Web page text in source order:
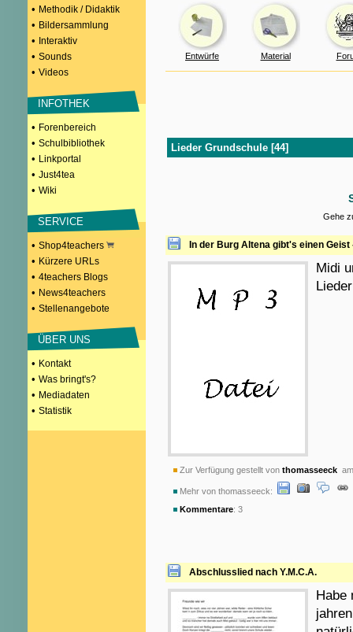
• Methodik / Didaktik
• Bildersammlung
• Interaktiv
• Sounds
• Videos
INFOTHEK
• Forenbereich
• Schulbibliothek
• Linkportal
• Just4tea
• Wiki
SERVICE
• Shop4teachers
• Kürzere URLs
• 4teachers Blogs
• News4teachers
• Stellenangebote
ÜBER UNS
• Kontakt
• Was bringt's?
• Mediadaten
• Statistik
Entwürfe Material
Lieder Grundschule [44]
Gehe
In der Burg Altena gibt's einen
Midi
Zur Verfügung gestellt von thomasseeck
Mehr von thomasseeck:
Kommentare: 3
Abschlusslied nach Y.M.C.A.
Habe